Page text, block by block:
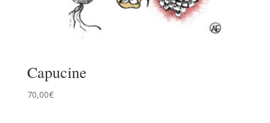
Capucine
70,00€